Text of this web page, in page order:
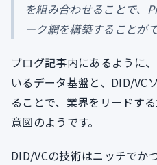
を組み合わせることで、
ーク網を構築することがで
ブログ記事内にあるように
いるデータ基盤と、DID/VC
ることで、業界をリードす
意図のようです。
DID/VCの技術はニッチでか